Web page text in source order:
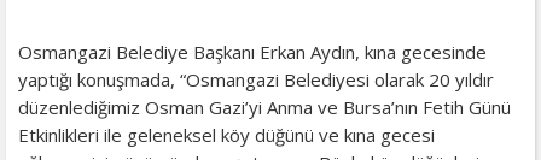
Osmangazi Belediye Başkanı Erkan Aydın, kına gecesinde
yaptığı konuşmada, “Osmangazi Belediyesi olarak 20 yıldır
düzenlediğimiz Osman Gazi’yi Anma ve Bursa’nın Fetih Günü
Etkinlikleri ile geleneksel köy düğünü ve kına gecesi